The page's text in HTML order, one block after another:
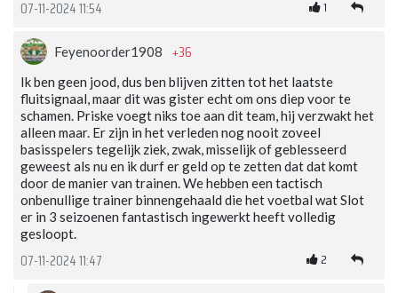
07-11-2024 11:54 1
Feyenoorder1908 +36
Ik ben geen jood, dus ben blijven zitten tot het laatste
fluitsignaal, maar dit was gister echt om ons diep voor te
schamen. Priske voegt niks toe aan dit team, hij verzwakt het
alleen maar. Er zijn in het verleden nog nooit zoveel
basisspelers tegelijk ziek, zwak, misselijk of geblesseerd
geweest als nu en ik durf er geld op te zetten dat dat komt
door de manier van trainen. We hebben een tactisch
onbenullige trainer binnengehaald die het voetbal wat Slot
er in 3 seizoenen fantastisch ingewerkt heeft volledig
gesloopt.
07-11-2024 11:47 2